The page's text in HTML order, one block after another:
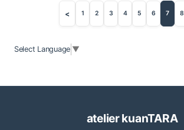
< 1 2 3 4 5 6 7 8
Select Language ▼
atelier kuanTARA